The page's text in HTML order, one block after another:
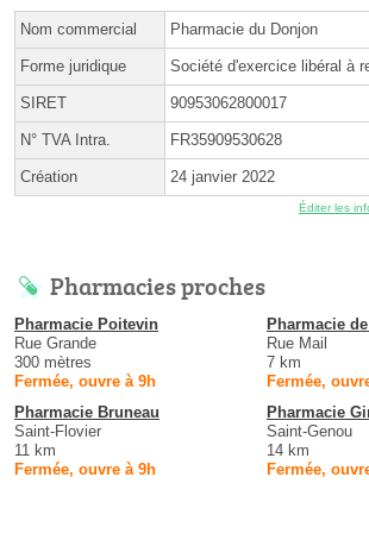
Nom commercial Pharmacie du Donjon
Forme juridique Société d'exercice libéral à
SIRET 90953062800017
N° TVA Intra. FR35909530628
Création 24 janvier 2022
Éditer les
Pharmacies proches
Pharmacie Poitevin
Rue Grande
300 mètres
Fermée, ouvre à 9h
Pharmacie
Rue Mail
7 km
Fermée,
Pharmacie Bruneau
Saint-Flovier
11 km
Fermée, ouvre à 9h
Pharmacie
Saint-Genou
14 km
Fermée,